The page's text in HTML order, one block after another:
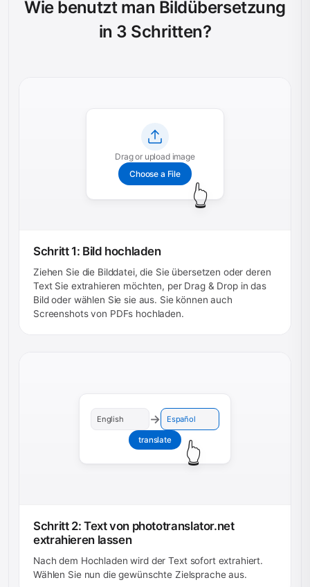
Wie benutzt man Bildübersetzung
in 3 Schritten?
Drag or upload image
Choose a File
👆
Schritt 1: Bild hochladen
Ziehen Sie die Bilddatei, die Sie übersetzen oder deren
Text Sie extrahieren möchten, per Drag & Drop in das
Bild oder wählen Sie sie aus. Sie können auch
Screenshots von PDFs hochladen.
English → Español
translate
👆
Schritt 2: Text von phototranslator.net
extrahieren lassen
Nach dem Hochladen wird der Text sofort extrahiert.
Wählen Sie nun die gewünschte Zielsprache aus.